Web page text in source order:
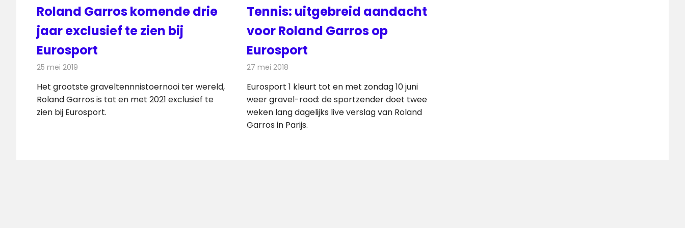
Roland Garros komende drie
jaar exclusief te zien bij
Eurosport
25 mei 2019
Het grootste graveltennnistoernooi ter wereld,
Roland Garros is tot en met 2021 exclusief te
zien bij Eurosport.
Tennis: uitgebreid aandacht
voor Roland Garros op
Eurosport
27 mei 2018
Eurosport 1 kleurt tot en met zondag 10 juni
weer gravel-rood: de sportzender doet twee
weken lang dagelijks live verslag van Roland
Garros in Parijs.